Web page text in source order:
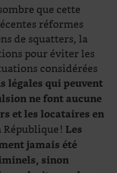
que cette
réformes
de squatters, la
pour éviter les
considérées
légales qui peuvent
ne font aucune
et les locataires en
République ! Les
jamais été
sinon